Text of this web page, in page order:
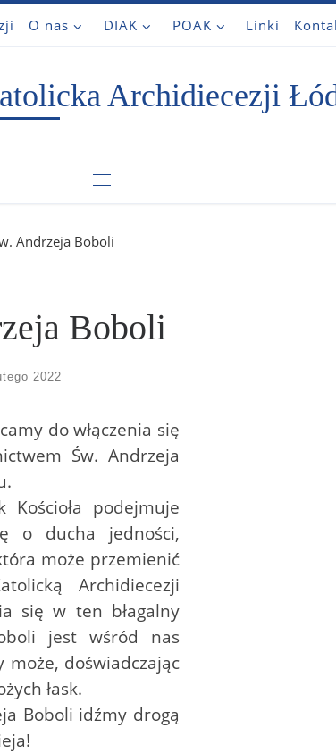
O nas DIAK POAK Linki
Archidiecezji
Andrzeja Boboli
Boboli
2022
do włączenia się
Św. Andrzeja
podejmuje
o ducha jedności,
może przemienić
Archidiecezji
się w ten błagalny
jest wśród nas
doświadczając
łask.
Boboli idźmy drogą